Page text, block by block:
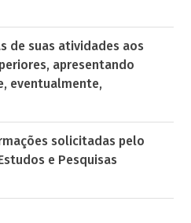
de suas atividades aos
apresentando
eventualmente,
solicitadas pelo
e Pesquisas